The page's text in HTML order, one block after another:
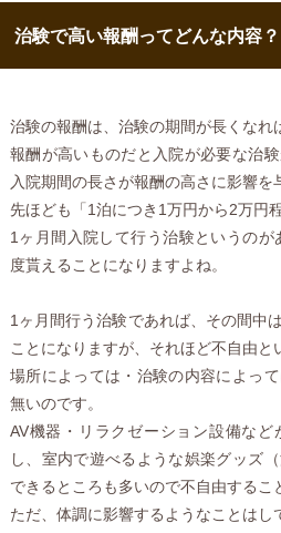
治験で高い報酬ってどんな内容？
治験の報酬は、治験の期間が長くなれ
報酬が高いものだと入院が必要な治
入院期間の長さが報酬の高さに影響を
先ほども「1泊につき1万円から2万円
1ヶ月間入院して行う治験というの
度貰えることになりますよね。
1ヶ月間行う治験であれば、その間中
ことになりますが、それほど不自由と
場所によっては・治験の内容によっ
無いのです。
AV機器・リラクゼーション設備な
し、室内で遊べるような娯楽グッズ
できるところも多いので不自由するこ
ただ、体調に影響するようなことはし